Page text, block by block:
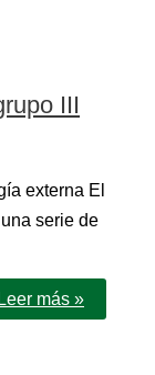
III
externa El
serie de
Leer más »